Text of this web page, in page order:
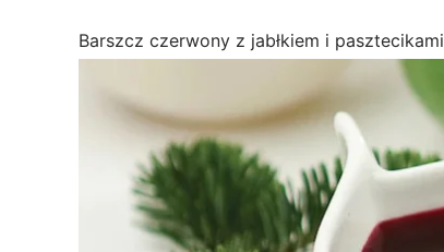
Barszcz czerwony z jabłkiem i pasztecikami